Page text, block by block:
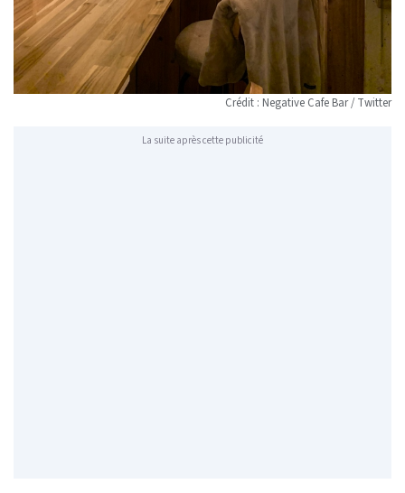
Crédit : Negative Cafe Bar / Twitter
La suite après cette publicité